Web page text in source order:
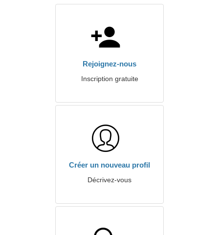
Rejoignez-nous
Inscription gratuite
Créer un nouveau profil
Décrivez-vous